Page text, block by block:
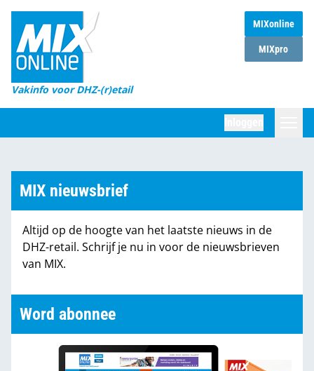
MIXonline
MIXpro
Vakinfo voor DHZ-(r)etail
Home
Magazines
DHZ Sessie
Marktcijfers
Partners
MIX nieuwsbrief
Altijd op de hoogte van het laatste nieuws in de
DHZ-retail. Schrijf je nu in voor de nieuwsbrieven
van MIX.
Word abonnee